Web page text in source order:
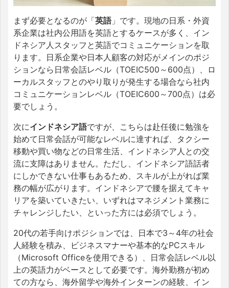
まず必要となるのが「英語」です。現地の日系・外資
系企業は社内公用語を英語とするケースが多く、イン
ドネシア人スタッフと英語でコミュニケーションを取
ります。日系企業や日本人顧客の対応がメインのポジ
ションなら日常会話レベル（TOEIC500～600点）、ロ
ーカルスタッフとのやり取りが発生する場合なら社内
コミュニケーションレベル（TOEIC600～700点）は必
要でしょう。
次にインドネシア語ですが、こちらは赴任後に勉強を
始めて日常会話が可能なレベルに達すれば、タクシー
移動や買い物などの日常生活、インドネシア人との交
流に支障はありません。ただし、インドネシア語話者
にしかできない仕事もあるため、スキルが上がれば業
務の幅が広がります。インドネシアで腰を据えてキャ
リアを築いていきたい、いずれはマネジメント業務に
チャレンジしたい、といった方には必須でしょう。
20代の若手向けポジションでは、日本で3～4年の社会
人経験を積み、ビジネスマナーや基本的なPCスキル
（Microsoft Officeを使用できる）、日常会話レベル以
上の英語力がベースとして必要です。海外勤務が初め
ての方なら、海外留学や海外インターンの経験、イン